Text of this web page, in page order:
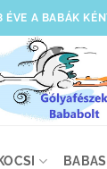
ÉVE A BABÁK